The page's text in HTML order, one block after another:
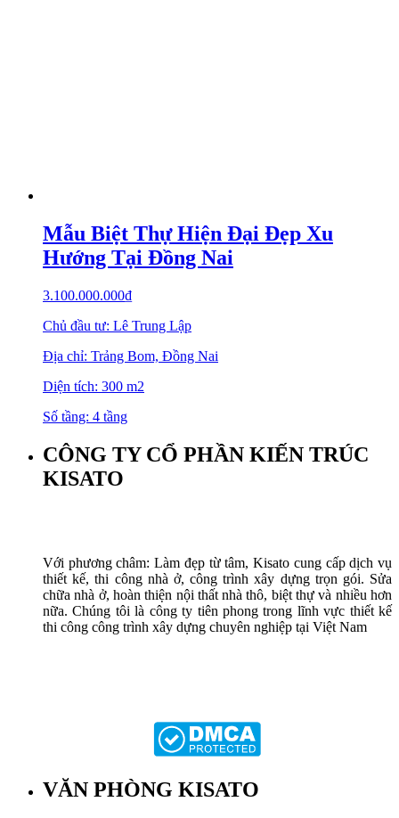
Mẫu Biệt Thự Hiện Đại Đẹp Xu
Hướng Tại Đồng Nai
3.100.000.000₫
Chủ đầu tư: Lê Trung Lập
Địa chỉ: Trảng Bom, Đồng Nai
Diện tích: 300 m2
Số tầng: 4 tầng
CÔNG TY CỔ PHẦN KIẾN TRÚC
KISATO
Với phương châm: Làm đẹp từ tâm, Kisato cung cấp dịch vụ
thiết kế, thi công nhà ở, công trình xây dựng trọn gói. Sửa
chữa nhà ở, hoàn thiện nội thất nhà thô, biệt thự và nhiều hơn
nữa. Chúng tôi là công ty tiên phong trong lĩnh vực thiết kế
thi công công trình xây dựng chuyên nghiệp tại Việt Nam
VĂN PHÒNG KISATO